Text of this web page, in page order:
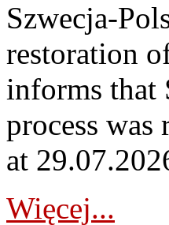
Szwecja-
restoration
informs that
process
at
Więcej...